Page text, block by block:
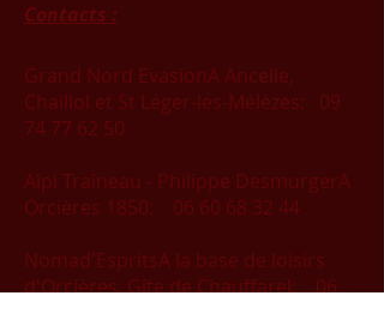
Contacts :
Grand Nord EvasionA Ancelle,
Chaillol et St Léger-les-Mélèzes: 09
74 77 62 50
Alpi Traîneau - Philippe DesmurgerA
Orcières 1850: 06 60 68 32 44
Nomad'EspritsA la base de loisirs
d'Orcières, Gîte de Chauffarel:06